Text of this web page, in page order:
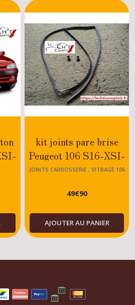
kit joints pare brise
Peugeot 106 S16-XSI-
XS-SPORT-RALLYE-
JOINTS CARROSSERIE , VITRAGE 106
49€90
AJOUTER AU PANIER